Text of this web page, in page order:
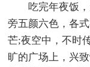
吃完年夜饭
旁五颜六色，各
芒;夜空中，不时
旷的广场上，兴